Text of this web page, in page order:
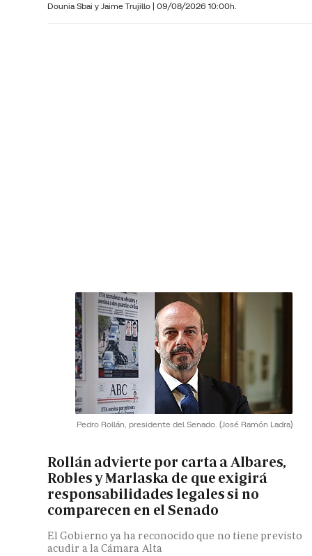
Dounia Sbai y Jaime Trujillo | 09/08/2026 10:00h.
Pedro Rollán, presidente del Senado. (José Ramón Ladra)
Rollán advierte por carta a Albares,
Robles y Marlaska de que exigirá
responsabilidades legales si no
comparecen en el Senado
El Gobierno ya ha reconocido que no tiene previsto
acudir a la Cámara Alta